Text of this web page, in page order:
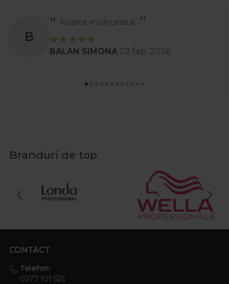
B
Foarte mulțumită!
BALAN SIMONA 02 feb. 2026
Branduri de top
CONTACT
Telefon:
0377 101 525